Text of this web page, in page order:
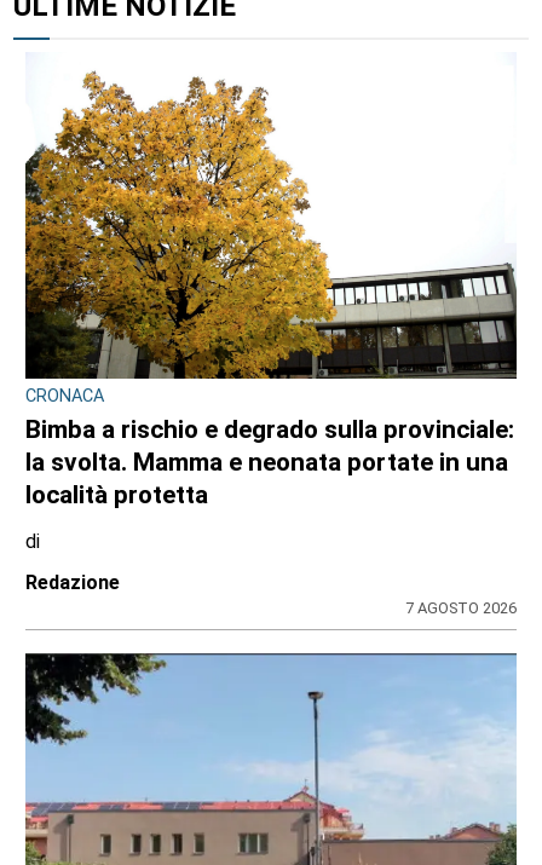
ALTRI ARTICOLI DI QUESTO AUTORE
CONSIGLIO REGIONALE
Marcinelle, il presidente Nicco: “Onorare gli
italiani caduti sul lavoro in ogni parte del
mondo”
di
Redazione CRP